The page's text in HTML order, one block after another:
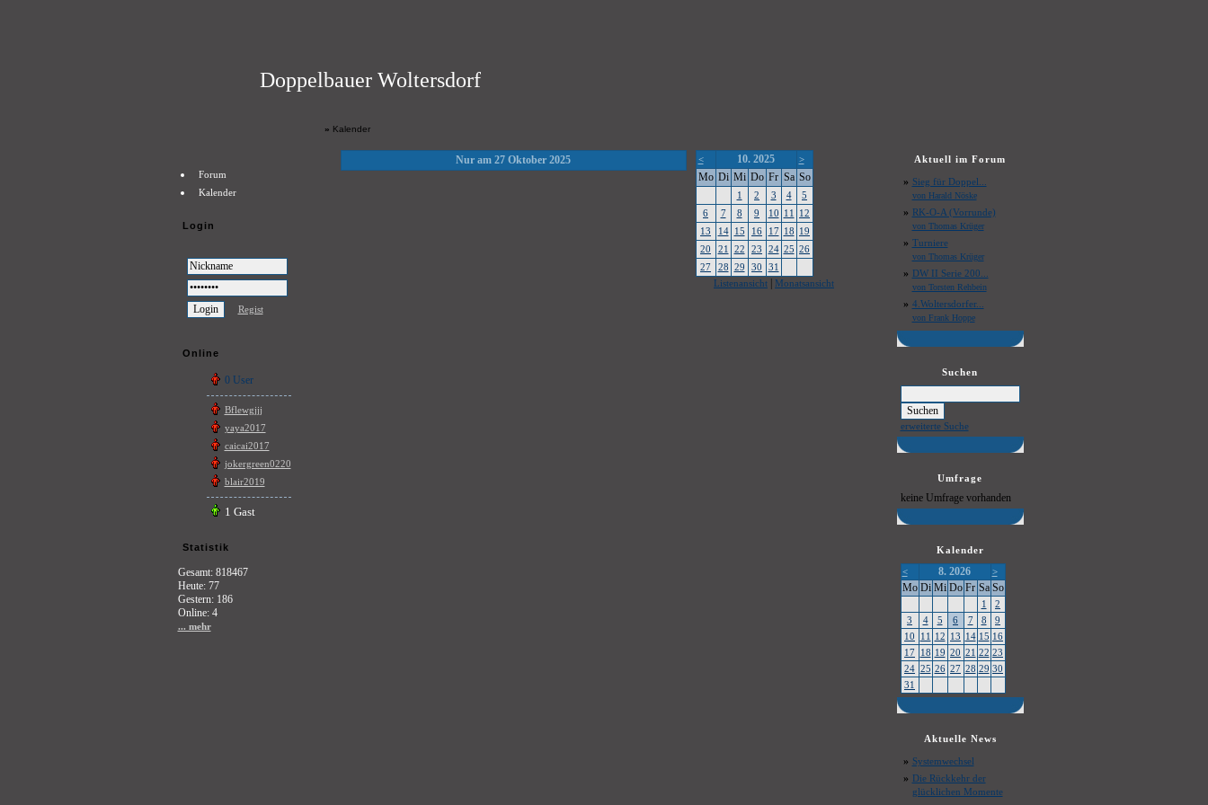
Doppelbauer Woltersdorf
» Kalender
Forum
Kalender
Login
Regist
Online
0 User
Bflewgjjj
yaya2017
caicai2017
jokergreen0220
blair2019
1 Gast
Statistik
Gesamt: 818467
Heute: 77
Gestern: 186
Online: 4
... mehr
Nur am 27 Oktober 2025 < 10. 2025 >
Mo Di Mi Do Fr Sa So
1 2 3 4
5
6
7 8 9 10 11
12
13
14 15 16 17 18 19
20
21 22 23 24 25 26
27
28 29 30
31
Listenansicht
Monatsansicht
Aktuell im Forum
» Sieg für Doppel...
von Harald Nöske
» RK-O-A (Vorrunde)
von Thomas Krüger
» Turniere
von Thomas Krüger
» DW II Serie 200...
von Torsten Rehbein
» 4.Woltersdorfer...
von Frank Hoppe
Suchen
erweiterte Suche
Umfrage
keine Umfrage vorhanden
Kalender
<
8. 2026 >
Mo Di Mi Do Fr Sa So
1
2
3
4 5 6 7 8
9
10
11 12 13 14 15 16
17 18 19 20 21 22 23
24 25 26 27 28 29 30
31
Aktuelle News
» Systemwechsel
» Die Rückkehr der
glücklichen Momente